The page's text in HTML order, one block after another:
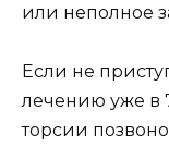
или неполное
Если не
лечению уже в
торсии